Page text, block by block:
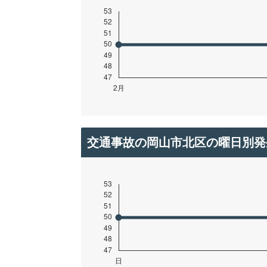
交通事故の岡山市北区の曜日別